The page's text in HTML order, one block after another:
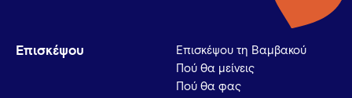
Επισκέψου
Επισκέψου τη Βαμβακού
Πού θα μείνεις
Πού θα φας